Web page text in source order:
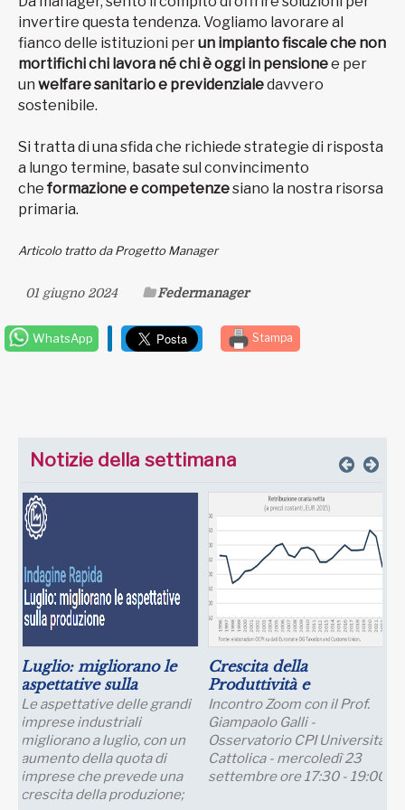
invertire questa tendenza. Vogliamo lavorare al
fianco delle istituzioni perun impianto fiscale che non
mortifichi chi lavora né chi è oggi in pensionee per
un welfare sanitario e previdenzialedavvero
sostenibile.
Si tratta di una sfida che richiede strategie di risposta
a lungo termine, basate sul convincimento
che formazione e competenzesiano la nostra risorsa
primaria.
Articolo tratto da Progetto Manager
01 giugno 2024 Federmanager
WhatsApp Stampa
Notizie della settimana
Luglio: migliorano le
aspettative sulla
produzione
Le aspettative delle grandi
imprese industriali
migliorano a luglio, con un
aumento della quota di
imprese che prevede una
crescita della produzione;
Crescita della
Produttività e
Prospettive Salariali
Incontro Zoom con il Prof.
Giampaolo Galli -
Osservatorio CPI Università
Cattolica - mercoledì 23
settembre ore 17:30 - 19:00